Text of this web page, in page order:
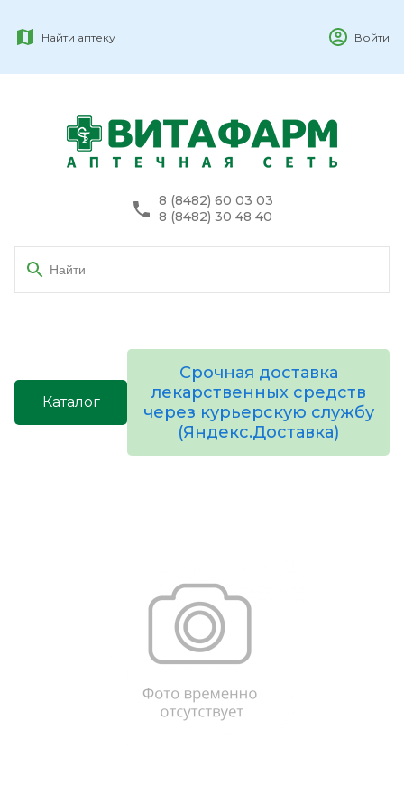
Найти аптеку Войти
8 (8482) 60 03 03
8 (8482) 30 48 40
Каталог
Срочная доставка
лекарственных средств
через курьерскую службу
(Яндекс.Доставка)